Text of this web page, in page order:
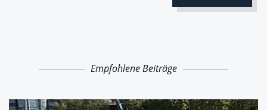
Empfohlene Beiträge